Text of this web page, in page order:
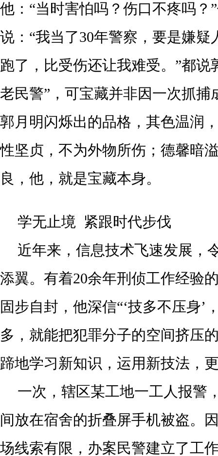
他：“当时害怕吗？伤口不疼吗？
说：“我当了30年警察，要是嫌疑
跑了，比受伤还让我难受。”都说
老民警”，可宝藏并非因一次抓捕
郭月明闪烁出的品格，其色温润
性坚贞，不为外物所伤；德馨暗
良，他，就是宝藏本身。
学无止境 紧跟时代步伐
近年来，信息技术飞速发展，
添翼。有着20余年刑侦工作经验
固步自封，他深信“‘技多不压身’
多，就能把犯罪分子的空间挤压
蹄地学习新知识，运用新技法，
一次，辖区某工地一工人报警
间放在宿舍的折叠屏手机被盗。
场线索有限，办案民警建立了工